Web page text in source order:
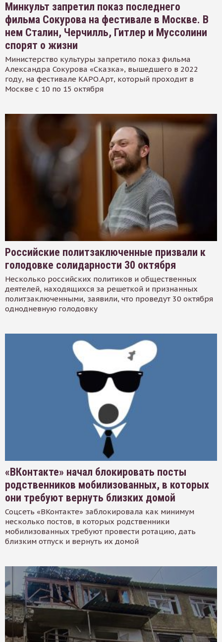
Минкульт запретил показ последнего
фильма Сокурова на фестивале в Москве. В
нем Сталин, Черчилль, Гитлер и Муссолини
спорят о жизни
Министерство культуры запретило показ фильма
Александра Сокурова «Сказка», вышедшего в 2022
году, на фестивале КАРО.Арт, который проходит в
Москве с 10 по 15 октября
Российские политзаключенные призвали к
голодовке солидарности 30 октября
Несколько российских политиков и общественных
деятелей, находящихся за решеткой и признанных
политзаключенными, заявили, что проведут 30 октября
однодневную голодовку
«ВКонтакте» начал блокировать посты
родственников мобилизованных, в которых
они требуют вернуть близких домой
Соцсеть «ВКонтакте» заблокировала как минимум
несколько постов, в которых родственники
мобилизованных требуют провести ротацию, дать
близким отпуск и вернуть их домой